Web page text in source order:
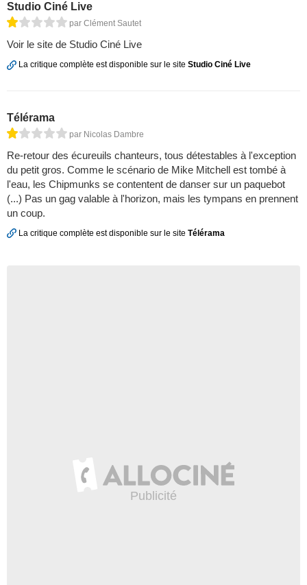
Studio Ciné Live
par Clément Sautet
Voir le site de Studio Ciné Live
La critique complète est disponible sur le site Studio Ciné Live
Télérama
par Nicolas Dambre
Re-retour des écureuils chanteurs, tous détestables à l'exception
du petit gros. Comme le scénario de Mike Mitchell est tombé à
l'eau, les Chipmunks se contentent de danser sur un paquebot
(...) Pas un gag valable à l'horizon, mais les tympans en prennent
un coup.
La critique complète est disponible sur le site Télérama